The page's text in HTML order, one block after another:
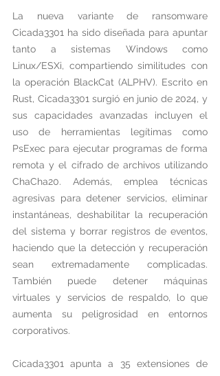
La nueva variante de ransomware
Cicada3301 ha sido diseñada para apuntar
tanto a sistemas Windows como
Linux/ESXi, compartiendo similitudes con
la operación BlackCat (ALPHV). Escrito en
Rust, Cicada3301 surgió en junio de 2024, y
sus capacidades avanzadas incluyen el
uso de herramientas legítimas como
PsExec para ejecutar programas de forma
remota y el cifrado de archivos utilizando
ChaCha20. Además, emplea técnicas
agresivas para detener servicios, eliminar
instantáneas, deshabilitar la recuperación
del sistema y borrar registros de eventos,
haciendo que la detección y recuperación
sean extremadamente complicadas.
También puede detener máquinas
virtuales y servicios de respaldo, lo que
aumenta su peligrosidad en entornos
corporativos.
Cicada3301 apunta a 35 extensiones de